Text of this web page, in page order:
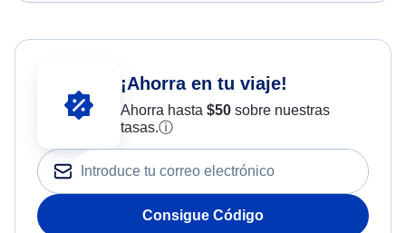
¡Ahorra en tu viaje!
Ahorra hasta $50sobre nuestras
tasas.ⓘ
Consigue Código